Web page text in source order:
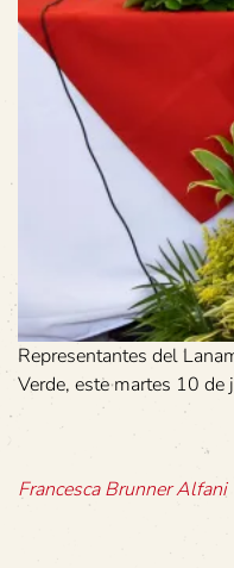
Representantes del
Verde, este martes 10
Francesca Brunner Alfani